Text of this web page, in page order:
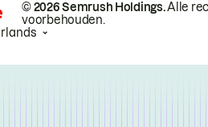
© 2026 Semrush Holdings.Alle
voorbehouden.